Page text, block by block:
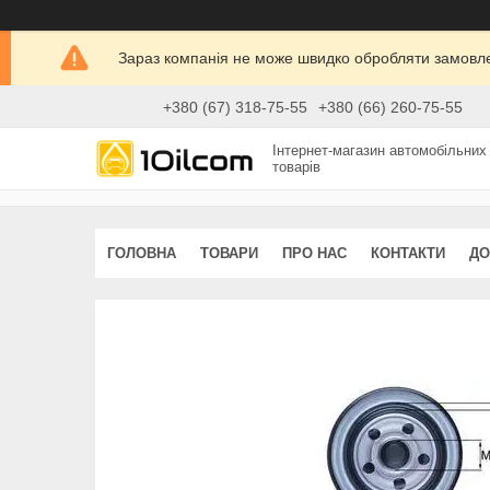
Зараз компанія не може швидко обробляти
+380 (67) 318-75-55 +380 (66) 260-75-55
Інтернет-магазин автомобільних
товарів
ГОЛОВНА ТОВАРИ ПРО НАС КОНТАКТИ